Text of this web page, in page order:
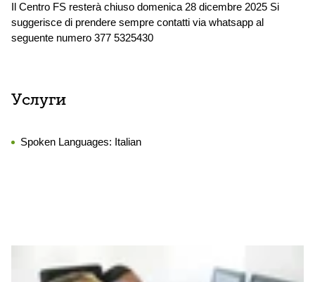
Il Centro FS resterà chiuso domenica 28 dicembre 2025 Si
suggerisce di prendere sempre contatti via whatsapp al
seguente numero 377 5325430
Услуги
Spoken Languages: Italian